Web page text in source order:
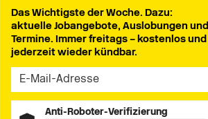
Das Wichtigste der Woche. Dazu:
aktuelle Jobangebote, Auslobungen und
Termine. Immer freitags – kostenlos und
jederzeit wieder kündbar.
Anti-Roboter-Verifizierung